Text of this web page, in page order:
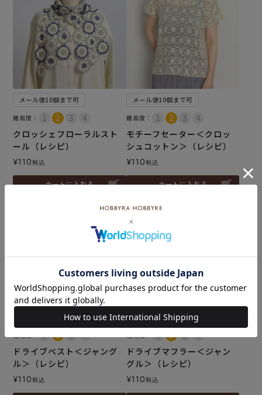
メール便10個まで可
難易度：
クロッシェフローラルスト
ール（レシピ）
¥110税込
カートに入れる
メール便10個まで可
難易度：
モチーフセーター＜クロッ
シュコットン＞（レシピ）
¥110税込
カートに入れる
メール便10個まで可
ドライブベスト＜ジャング
ル＞（レシピ）
¥110税込
メール便10個まで可
ドライブマフラー＜ジャン
グル＞（レシピ）
¥110税込